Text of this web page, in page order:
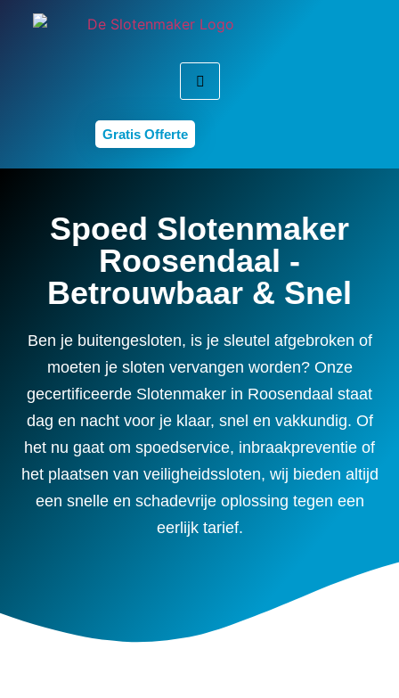
Gratis Offerte
Spoed Slotenmaker
Roosendaal -
Betrouwbaar & Snel
Ben je buitengesloten, is je sleutel afgebroken of
moeten je sloten vervangen worden? Onze
gecertificeerde Slotenmaker in Roosendaal staat
dag en nacht voor je klaar, snel en vakkundig. Of
het nu gaat om spoedservice, inbraakpreventie of
het plaatsen van veiligheidssloten, wij bieden altijd
een snelle en schadevrije oplossing tegen een
eerlijk tarief.